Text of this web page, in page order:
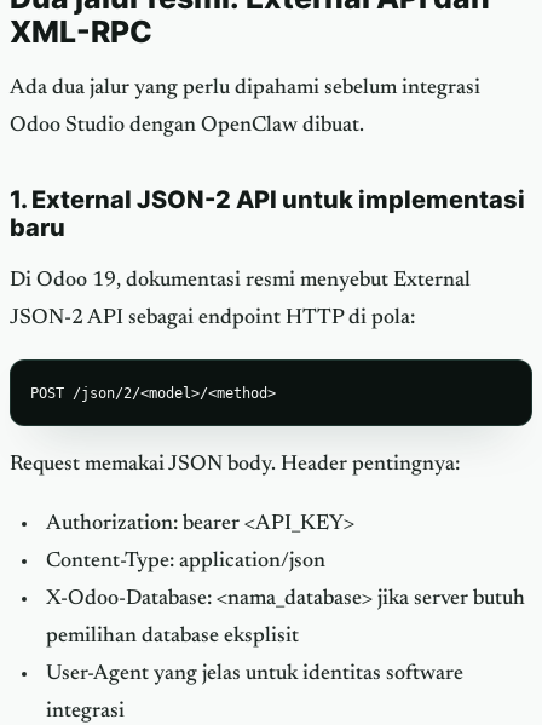
XML-RPC
Ada dua jalur yang perlu dipahami sebelum integrasi
Odoo Studio dengan OpenClaw dibuat.
1. External JSON-2 API untuk implementasi
baru
Di Odoo 19, dokumentasi resmi menyebut External
JSON-2 API sebagai endpoint HTTP di pola:
POST /json/2/<model>/<method>
Request memakai JSON body. Header pentingnya:
Authorization: bearer <API_KEY>
Content-Type: application/json
X-Odoo-Database: <nama_database> jika server butuh
pemilihan database eksplisit
User-Agent yang jelas untuk identitas software
integrasi